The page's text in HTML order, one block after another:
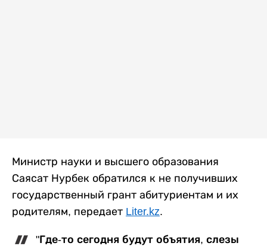
Министр науки и высшего образования
Саясат Нурбек обратился к не получивших
государственный грант абитуриентам и их
родителям, передает Liter.kz.
"Где-то сегодня будут объятия, слезы